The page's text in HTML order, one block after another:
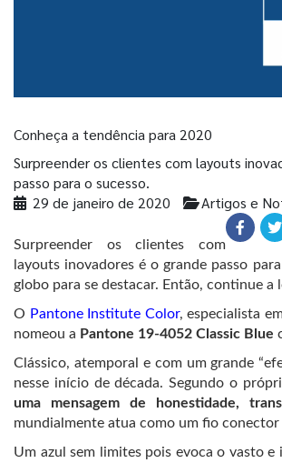
Conheça a tendência para 2020
Surpreender os clientes com layouts
passo para o sucesso.
29 de janeiro de 2020
Artigos e
Surpreender os clientes com
layouts inovadores é o grande passo
globo para se destacar. Então, continue
O Pantone Institute Color, especialista
nomeou a Pantone 19-4052 Classic Blue
Clássico, atemporal e com um grande
nesse início de década. Segundo o
uma mensagem de honestidade,
mundialmente atua como um fio
Um azul sem limites pois evoca o vasto